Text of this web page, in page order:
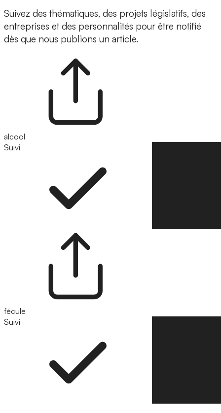
Suivez des thématiques, des projets législatifs, des
entreprises et des personnalités pour être notifié
dès que nous publions un article.
alcool
Suivi
fécule
Suivi